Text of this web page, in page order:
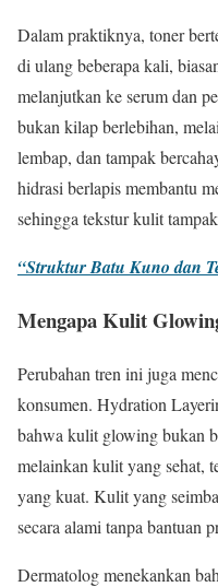
Dalam praktiknya, toner
di ulang beberapa kali,
melanjutkan ke serum dan
bukan kilap berlebihan,
lembap, dan tampak
hidrasi berlapis membantu
sehingga tekstur kulit
“Struktur Batu Kuno dan
Mengapa Kulit
Perubahan tren ini juga
konsumen. Hydration
bahwa kulit glowing bukan
melainkan kulit yang sehat,
yang kuat. Kulit yang
secara alami tanpa bantuan
Dermatolog menekankan